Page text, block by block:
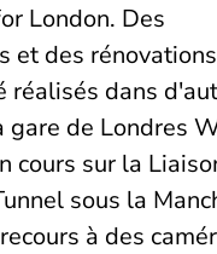
London. Des
et des
réalisés dans
gare de Londres
cours sur la
sous la
à des